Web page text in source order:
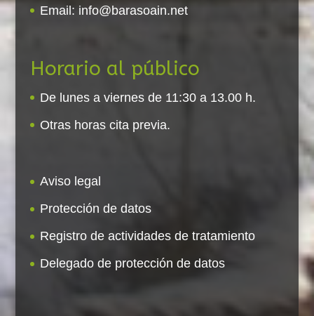
Email: info@barasoain.net
Horario al público
De lunes a viernes de 11:30 a 13.00 h.
Otras horas cita previa.
Aviso legal
Protección de datos
Registro de actividades de tratamiento
Delegado de protección de datos